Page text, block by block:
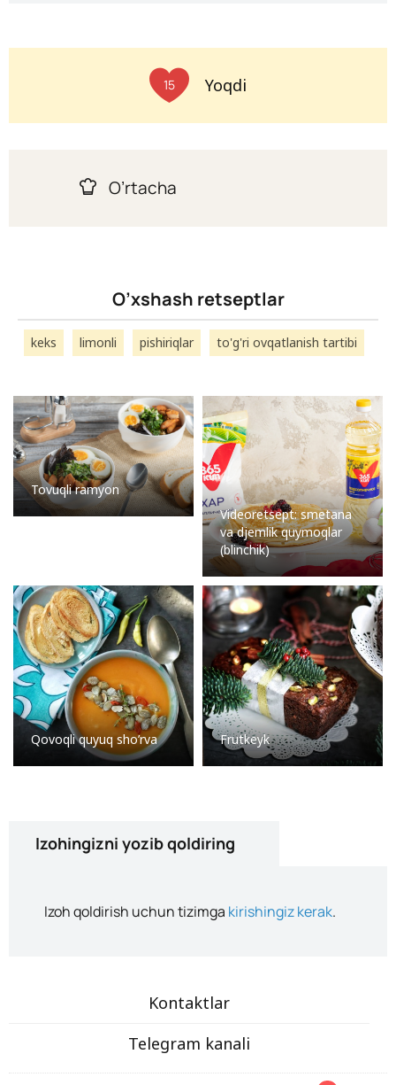
15 Yoqdi
O’rtacha
O’xshash retseptlar
keks limonli pishiriqlar to'g'ri ovqatlanish tartibi
Tovuqli ramyon
Videoretsept: smetana
va djemlik quymoqlar
(blinchik)
Qovoqli quyuq sho’rva Frutkeyk
Izohingizni yozib qoldiring
Izoh qoldirish uchun tizimga kirishingiz kerak.
Kontaktlar
Telegram kanali